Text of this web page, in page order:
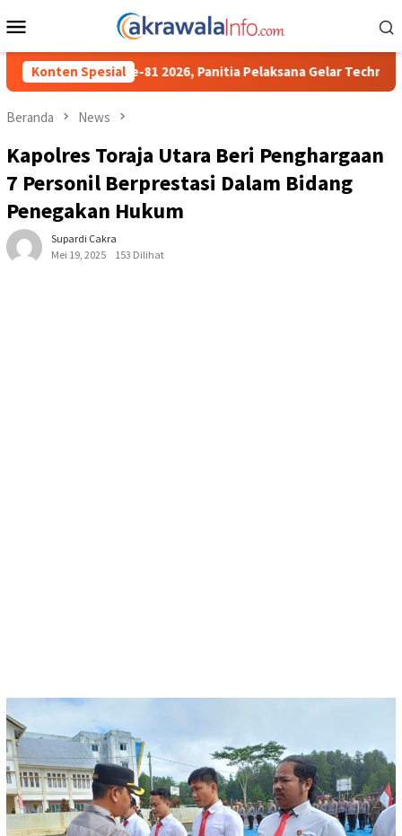
ke
Mobile
Konten Spesial
Panitia Pelaksana Gelar Technical Meeting Pekan Olahraga
Beranda News
Kapolres Toraja Utara Beri Penghargaan
7 Personil Berprestasi Dalam Bidang
Penegakan Hukum
Supardi Cakra
Mei 19, 2025
153 Dilihat